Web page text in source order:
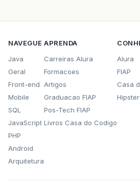
NAVEGUE
Java
Geral
Front-end
Mobile
SQL
JavaScript
PHP
Android
Arquitetura
APRENDA
Carreiras Alura
Formacoes
Artigos
Graduacao FIAP
Pos-Tech FIAP
Livros Casa do Codigo
Alura
FIAP
Casa